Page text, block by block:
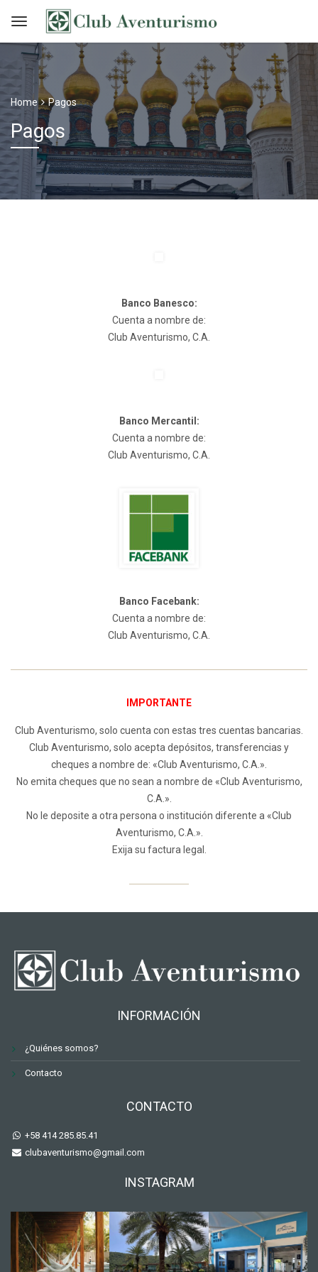
Home Pagos
Pagos
Banco Banesco:
Cuenta a nombre de:
Club Aventurismo, C.A.
Banco Mercantil:
Cuenta a nombre de:
Club Aventurismo, C.A.
Banco Facebank:
Cuenta a nombre de:
Club Aventurismo, C.A.
IMPORTANTE
Club Aventurismo, solo cuenta con estas tres cuentas bancarias.
Club Aventurismo, solo acepta depósitos, transferencias y
cheques a nombre de: «Club Aventurismo, C.A.».
No emita cheques que no sean a nombre de «Club Aventurismo,
C.A.».
No le deposite a otra persona o institución diferente a «Club
Aventurismo, C.A.».
Exija su factura legal.
INFORMACIÓN
¿Quiénes somos?
Contacto
CONTACTO
+58 414 285.85.41
clubaventurismo@gmail.com
INSTAGRAM